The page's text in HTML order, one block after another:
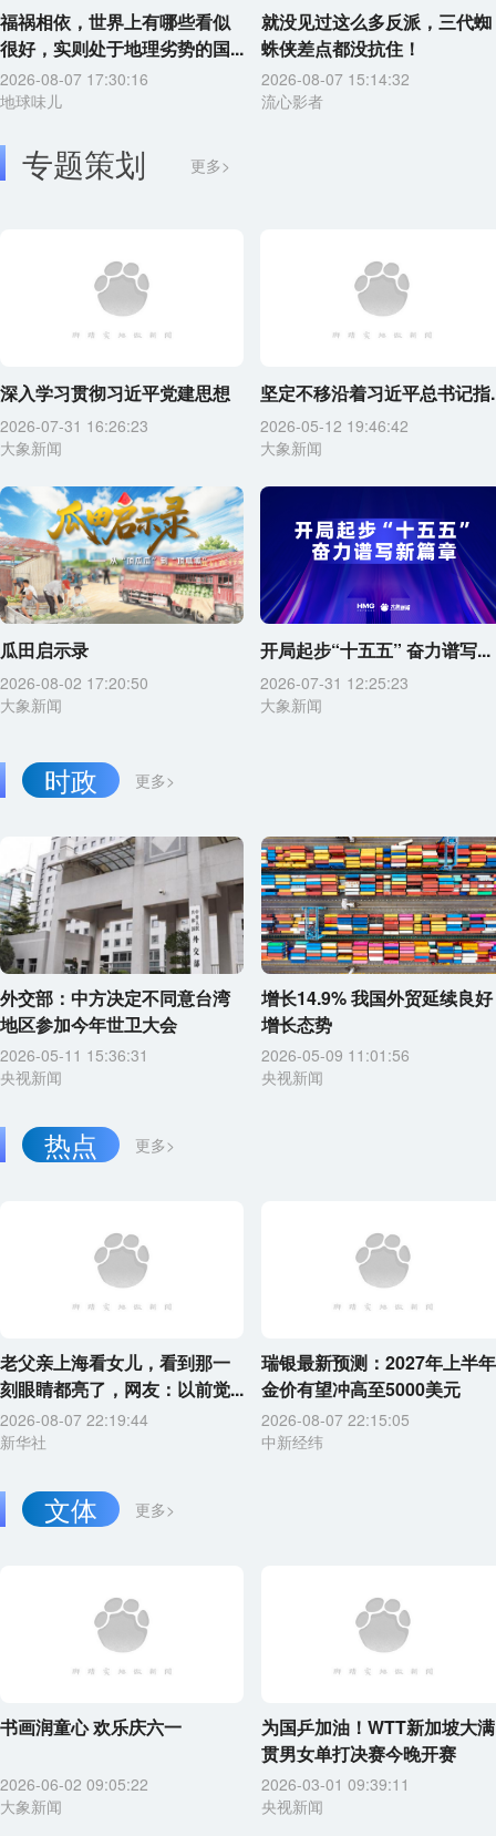
福祸相依，世界上有哪些看似
很好，实则处于地理劣势的国...
2026-08-07 17:30:16
地球味儿
就没见过这么多反派，三代蜘
蛛侠差点都没抗住！
2026-08-07 15:14:32
流心影者
专题策划 更多>
深入学习贯彻习近平党建思想
2026-07-31 16:26:23
大象新闻
坚定不移沿着习近平总书记指
2026-05-12 19:46:42
大象新闻
瓜田启示录
2026-08-02 17:20:50
大象新闻
开局起步“十五五” 奋力谱写...
2026-07-31 12:25:23
大象新闻
更多>
时政
外交部：中方决定不同意台湾
地区参加今年世卫大会
2026-05-11 15:36:31
央视新闻
增长14.9% 我国外贸延续良好
增长态势
2026-05-09 11:01:56
央视新闻
更多>
热点
老父亲上海看女儿，看到那一
刻眼睛都亮了，网友：以前觉...
2026-08-07 22:19:44
新华社
瑞银最新预测：2027年上半年
金价有望冲高至5000美元
2026-08-07 22:15:05
中新经纬
更多>
文体
书画润童心 欢乐庆六一
2026-06-02 09:05:22
大象新闻
为国乒加油！WTT新加坡大满
贯男女单打决赛今晚开赛
2026-03-01 09:39:11
央视新闻